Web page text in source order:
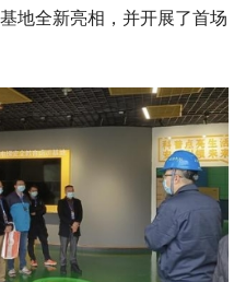
地全新亮相，并开展了首场